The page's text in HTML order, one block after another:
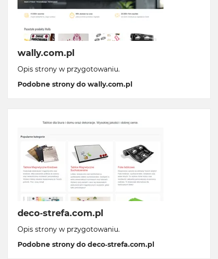
wally.com.pl
Opis strony w przygotowaniu.
Podobne strony do wally.com.pl
deco-strefa.com.pl
Opis strony w przygotowaniu.
Podobne strony do deco-strefa.com.pl